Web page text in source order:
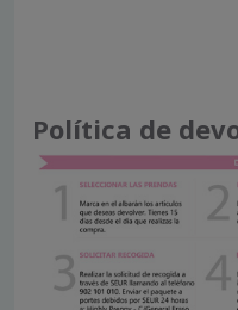
Política de